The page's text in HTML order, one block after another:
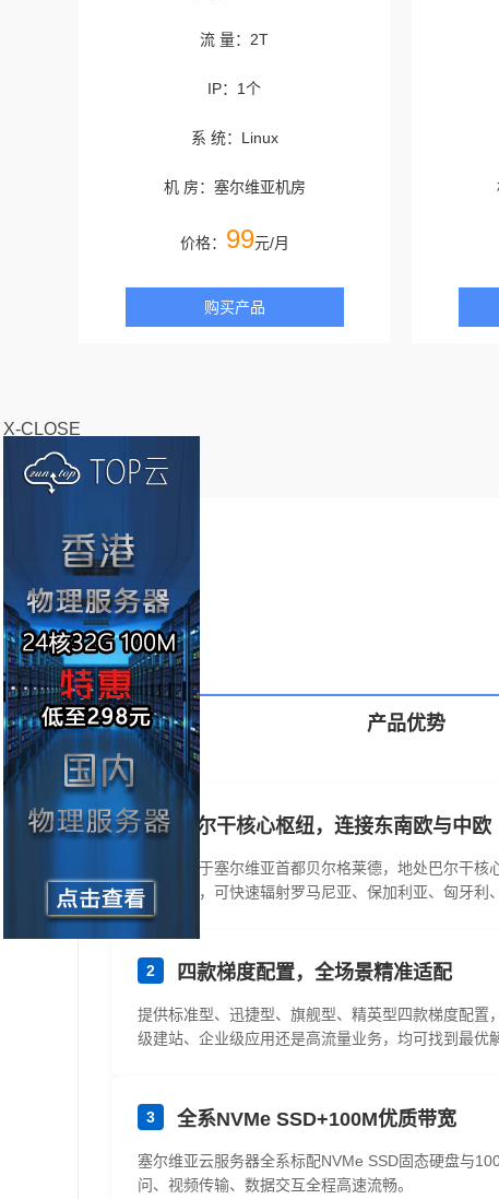
X-CLOSE
流 量：2T
IP：1个
系 统：Linux
机 房：塞尔维亚机房
价格： 99元/月
购买产品
产品优势
1 巴尔干核心枢纽，连接东南欧与中欧
机房坐落于塞尔维亚首都贝尔格莱德，地处巴尔干
基础设施，可快速辐射罗马尼亚、保加利亚、匈牙利
2 四款梯度配置，全场景精准适配
提供标准型、迅捷型、旗舰型、精英型四款梯度配
级建站、企业级应用还是高流量业务，均可找到最优解
3 全系NVMe SSD+100M优质带宽
塞尔维亚云服务器全系标配NVMe SSD固态硬盘与
问、视频传输、数据交互全程高速流畅。